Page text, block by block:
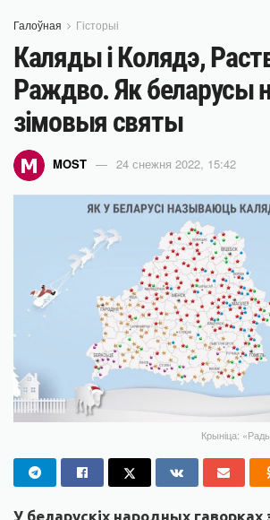
Галоўная Гісторыі
Каляды і Колядэ,
Раждво. Як беларусы
зімовыя святы
MOST 24 снежня 2022, 15:42
Крыніца:
У беларускіх народных